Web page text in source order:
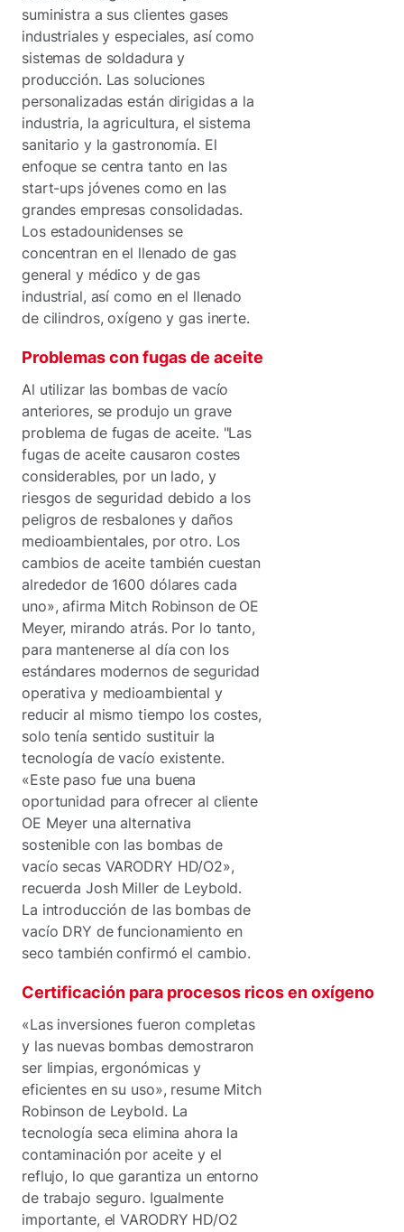
suministra a sus clientes gases
industriales y especiales, así como
sistemas de soldadura y
producción. Las soluciones
personalizadas están dirigidas a la
industria, la agricultura, el sistema
sanitario y la gastronomía. El
enfoque se centra tanto en las
start-ups jóvenes como en las
grandes empresas consolidadas.
Los estadounidenses se
concentran en el llenado de gas
general y médico y de gas
industrial, así como en el llenado
de cilindros, oxígeno y gas inerte.
Problemas con fugas de aceite
Al utilizar las bombas de vacío
anteriores, se produjo un grave
problema de fugas de aceite. "Las
fugas de aceite causaron costes
considerables, por un lado, y
riesgos de seguridad debido a los
peligros de resbalones y daños
medioambientales, por otro. Los
cambios de aceite también cuestan
alrededor de 1600 dólares cada
uno», afirma Mitch Robinson de OE
Meyer, mirando atrás. Por lo tanto,
para mantenerse al día con los
estándares modernos de seguridad
operativa y medioambiental y
reducir al mismo tiempo los costes,
solo tenía sentido sustituir la
tecnología de vacío existente.
«Este paso fue una buena
oportunidad para ofrecer al cliente
OE Meyer una alternativa
sostenible con las bombas de
vacío secas VARODRY HD/O2»,
recuerda Josh Miller de Leybold.
La introducción de las bombas de
vacío DRY de funcionamiento en
seco también confirmó el cambio.
Certificación para procesos ricos en oxígeno
«Las inversiones fueron completas
y las nuevas bombas demostraron
ser limpias, ergonómicas y
eficientes en su uso», resume Mitch
Robinson de Leybold. La
tecnología seca elimina ahora la
contaminación por aceite y el
reflujo, lo que garantiza un entorno
de trabajo seguro. Igualmente
importante, el VARODRY HD/O2